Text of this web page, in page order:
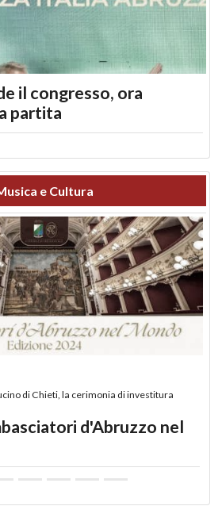
il congresso, ora
partita
e Cultura
di Chieti, la cerimonia di investitura
d'Abruzzo nel